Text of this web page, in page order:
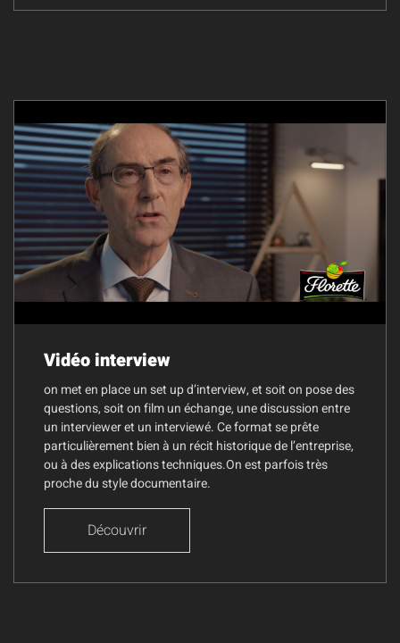
Vidéo interview
on met en place un set up d’interview, et soit on pose des
questions, soit on film un échange, une discussion entre
un interviewer et un interviewé. Ce format se prête
particulièrement bien à un récit historique de l’entreprise,
ou à des explications techniques.On est parfois très
proche du style documentaire.
Découvrir